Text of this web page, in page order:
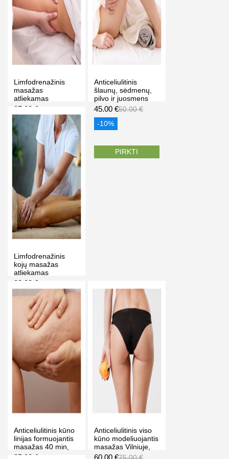
Limfodrenažinis
masažas
atliekamas
rankomis 30 min,
Dalia grožio studija"
Vilniuje
27.00 €
-33%
PIRKTI
Anticeliulitinis
šlaunų, sėdmenų,
pilvo ir juosmens
masažas
rankomis), 45 min.
Vilniuje, Klaipėdoje,
45.00 €50.00 €
-10%
PIRKTI
Limfodrenažinis
kojų masažas
atliekamas
rankomis 30 min,
"OLD TOWN SPA"
masažo ir grožio
klinikoje Vilniuje
33.00 €
-27%
PIRKTI
Anticeliulitinis kūno
linijas formuojantis
masažas 40 min,
"OLD TOWN SPA"
35.00 €
Anticeliulitinis viso
kūno modeliuojantis
masažas Vilniuje,
Klaipėdoje,
60.00 €